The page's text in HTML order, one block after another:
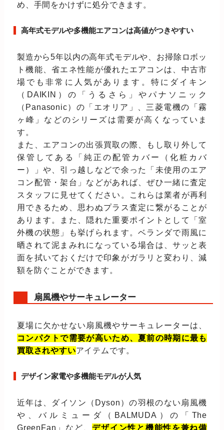
め、手間をかけずに処分できます。
高年式モデルや多機能エアコンは高値がつきやすい
製造から5年以内の高年式モデルや、お掃除ロボッ
ト機能、省エネ性能が優れたエアコンは、中古市
場でも非常に人気があります。特にダイキン
（DAIKIN）の「うるさら」やパナソニック
（Panasonic）の「エオリア」、三菱電機の「霧
ヶ峰」などのシリーズは需要が高くなっていま
す。
また、エアコンの出張買取の際、もし取り外して
保管してある「純正の配管カバー（化粧カバ
ー）」や、引っ越しなどで余った「未使用のエア
コン配管・架台」などがあれば、ぜひ一緒に査定
スタッフに見せてください。これらは業者が再利
用できるため、思わぬプラス査定に繋がることが
あります。また、隠れた重要ポイントとして「室
外機の状態」も挙げられます。ベランダで雨風に
晒されて泥まみれになっている場合は、サッと表
面を拭いておくだけで印象がガラリと変わり、減
額を防ぐことができます。
扇風機やサーキュレーター
夏場に欠かせない扇風機やサーキュレーターは、
コンパクトで需要が高いため、夏前の時期に最も
買取されやすいアイテムです。
デザイン家電や多機能モデルが人気
近年は、ダイソン（Dyson）の羽根のない扇風機
や、バルミューダ（BALMUDA）の「The
GreenFan」など、デザイン性と機能性を兼ね備